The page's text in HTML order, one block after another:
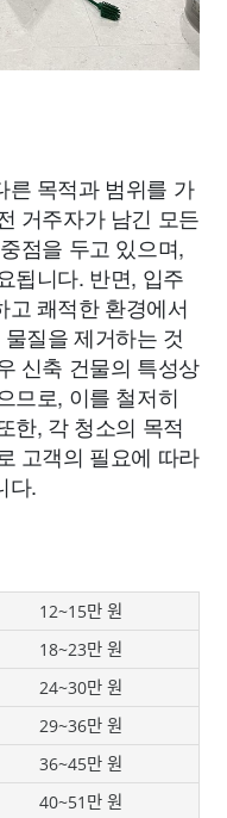
른 목적과 범위를 가
거주자가 남긴 모든
점을 두고 있으며,
됩니다. 반면, 입주
고 쾌적한 환경에서
질을 제거하는 것
신축 건물의 특성상
므로, 이를 철저히
한, 각 청소의 목적
고객의 필요에 따라
다.
12~15만 원
18~23만 원
24~30만 원
29~36만 원
36~45만 원
40~51만 원